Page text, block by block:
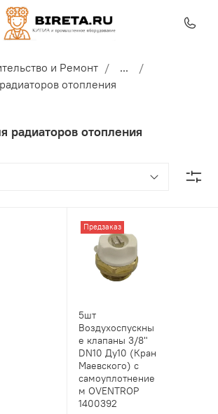
и Ремонт
...
отопления
радиаторов отопления
Предзаказ
5шт
Воздухоспускны
е клапаны 3/8"
DN10 Ду10 (Кран
Маевского) с
самоуплотнение
м OVENTROP
1400392